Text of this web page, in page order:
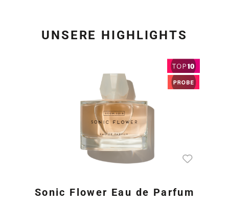
UNSERE HIGHLIGHTS
Sonic Flower Eau de Parfum